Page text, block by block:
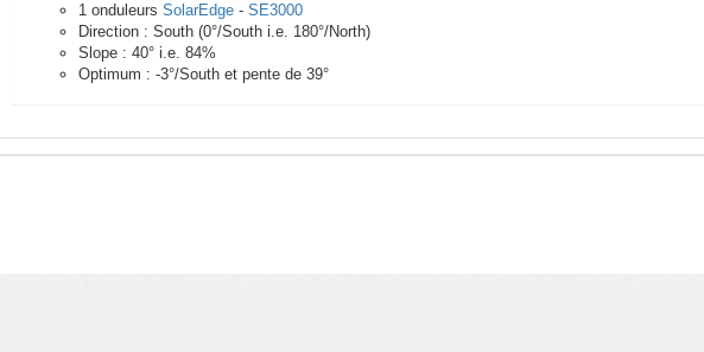
1 onduleurs SolarEdge - SE3000
Direction : South (0°/South i.e. 180°/North)
Slope : 40° i.e. 84%
Optimum : -3°/South et pente de 39°